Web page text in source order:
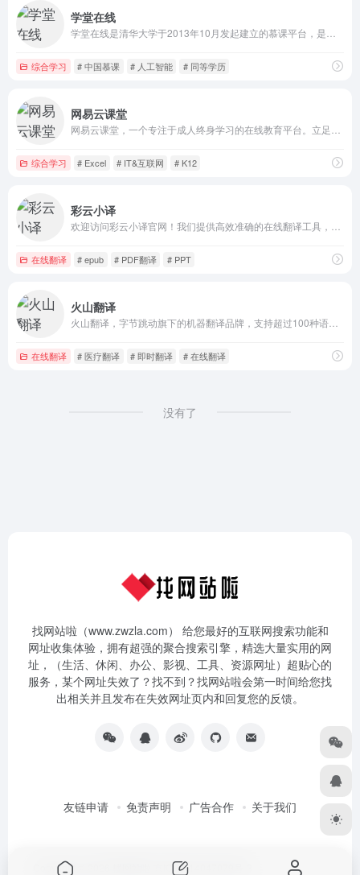
学堂在线
综合学习 # 中国慕课 # 人工智能 # 同等学历
网易云课堂
综合学习 # Excel # IT&互联网 # K12
彩云小译
在线翻译 # epub # PDF翻译 # PPT
火山翻译
在线翻译 # 医疗翻译 # 即时翻译 # 在线翻译
没有了
找网站啦（www.zwzla.com） 给您最好的互联网搜索功能和
网址收集体验，拥有超强的聚合搜索引擎，精选大量实用的网
址，（生活、休闲、办公、影视、工具、资源网址）超贴心的
服务，某个网址失效了？找不到？找网站啦会第一时间给您找
出相关并且发布在失效网址页内和回复您的反馈。
友链申请 免责声明 广告合作 关于我们
Copyright © 2026 京ICP备14047079号-3